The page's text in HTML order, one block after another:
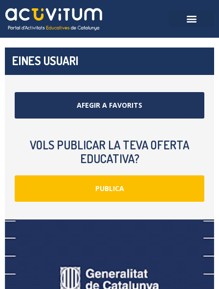
EINES USUARI
AFEGIR A FAVORITS
VOLS PUBLICAR LA TEVA OFERTA
EDUCATIVA?
PUBLICA